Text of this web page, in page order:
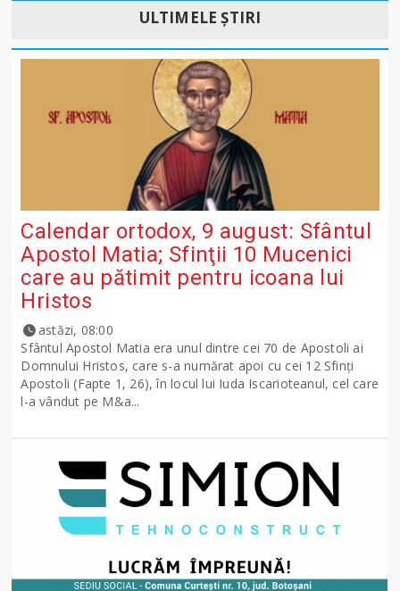
ULTIMELE ȘTIRI
Calendar ortodox, 9 august: Sfântul
Apostol Matia; Sfinţii 10 Mucenici
care au pătimit pentru icoana lui
Hristos
astăzi, 08:00
Sfântul Apostol Matia era unul dintre cei 70 de Apostoli ai
Domnului Hristos, care s-a numărat apoi cu cei 12 Sfinţi
Apostoli (Fapte 1, 26), în locul lui Iuda Iscarioteanul, cel care
l-a vândut pe M&a...